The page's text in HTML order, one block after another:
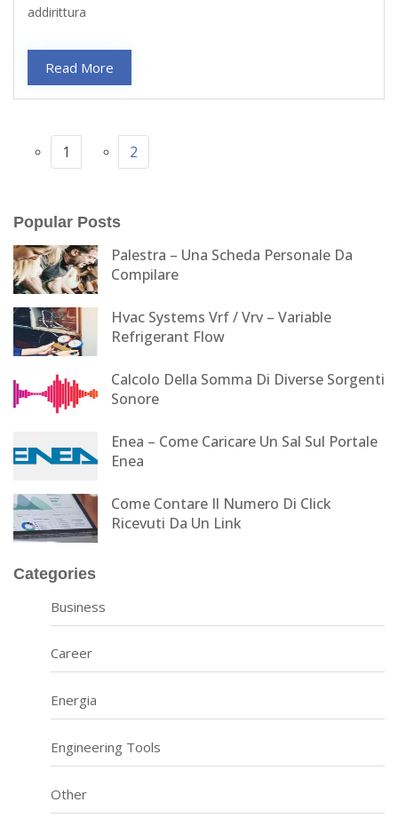
addirittura
Read More
1 2
Popular Posts
Palestra – Una Scheda Personale Da
Compilare
Hvac Systems Vrf / Vrv – Variable
Refrigerant Flow
Calcolo Della Somma Di Diverse Sorgenti
Sonore
Enea – Come Caricare Un Sal Sul Portale
Enea
Come Contare Il Numero Di Click
Ricevuti Da Un Link
Categories
Business
Career
Energia
Engineering Tools
Other